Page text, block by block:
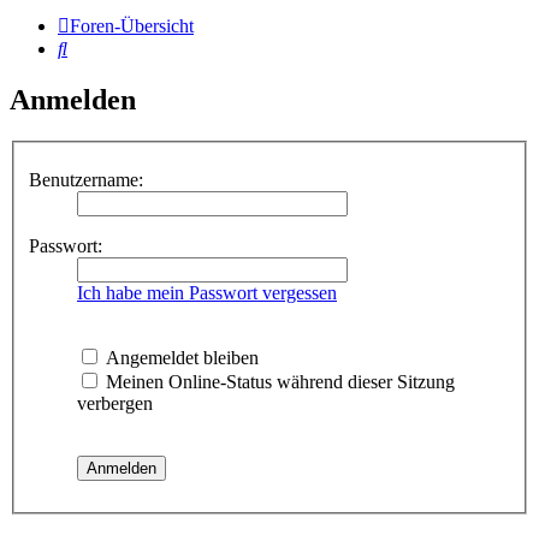
Foren-Übersicht
Suche
Anmelden
Benutzername:
Passwort:
Ich habe mein Passwort vergessen
Angemeldet bleiben
Meinen Online-Status während dieser Sitzung
verbergen